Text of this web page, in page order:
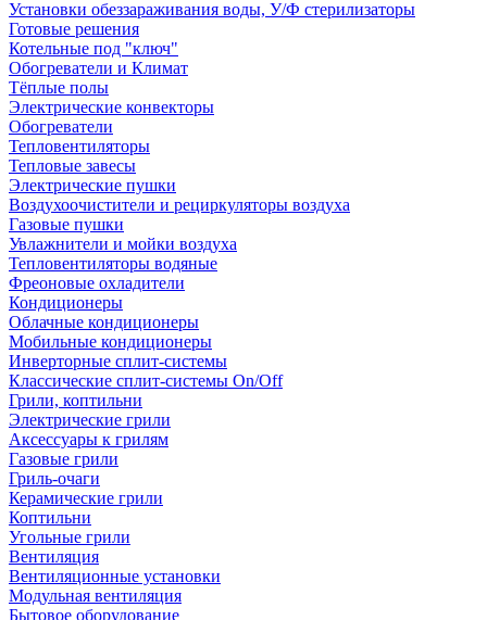
Установки обеззараживания воды, У/Ф стерилизаторы
Готовые решения
Котельные под "ключ"
Обогреватели и Климат
Тёплые полы
Электрические конвекторы
Обогреватели
Тепловентиляторы
Тепловые завесы
Электрические пушки
Воздухоочистители и рециркуляторы воздуха
Газовые пушки
Увлажнители и мойки воздуха
Тепловентиляторы водяные
Фреоновые охладители
Кондиционеры
Облачные кондиционеры
Мобильные кондиционеры
Инверторные сплит-системы
Классические сплит-системы On/Off
Грили, коптильни
Электрические грили
Аксессуары к грилям
Газовые грили
Гриль-очаги
Керамические грили
Коптильни
Угольные грили
Вентиляция
Вентиляционные установки
Модульная вентиляция
Бытовое оборудование